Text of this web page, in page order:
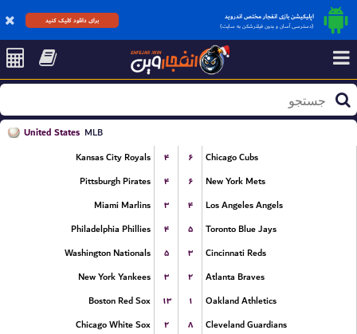
اپلیکیشن بازی انفجار مختص اندروید
(دسترسی آسان و بدون فیلترشکن به سایت)
برای دانلود کلیک کنید
United States MLB
Kansas City Royals
۴ ۶
Chicago Cubs
Pittsburgh Pirates
۴ ۶
New York Mets
Miami Marlins
۳ ۴
Los Angeles Angels
Philadelphia Phillies
۴ ۵
Toronto Blue Jays
Washington Nationals
۵ ۳
Cincinnati Reds
New York Yankees
۳ ۲
Atlanta Braves
Boston Red Sox
۱۳ ۱
Oakland Athletics
Chicago White Sox
۲ ۸
Cleveland Guardians